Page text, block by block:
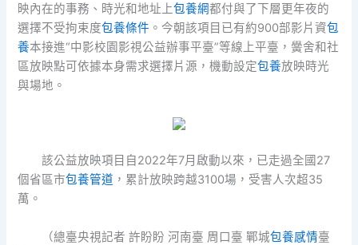
映內在的事務、時光和地址上包養網都付與了下層更年夜的
選擇不受拘束度包養條件 。今朝該項目已有約900部影片資包
養本接進“中影校園影視公益辦事平臺”等線上平臺，黌舍和社
區放映點可依據本身需求選擇片源，機動設定包養放映時光
與場地。
該公益放映項目自2022年7月啟動以來，已走過全國27
個省區市包養管道 ，累計放映跨越3100場，受害人次超35
萬。
（總臺央視記者 許盼盼 河南臺 周口臺 鄲城包養感情臺